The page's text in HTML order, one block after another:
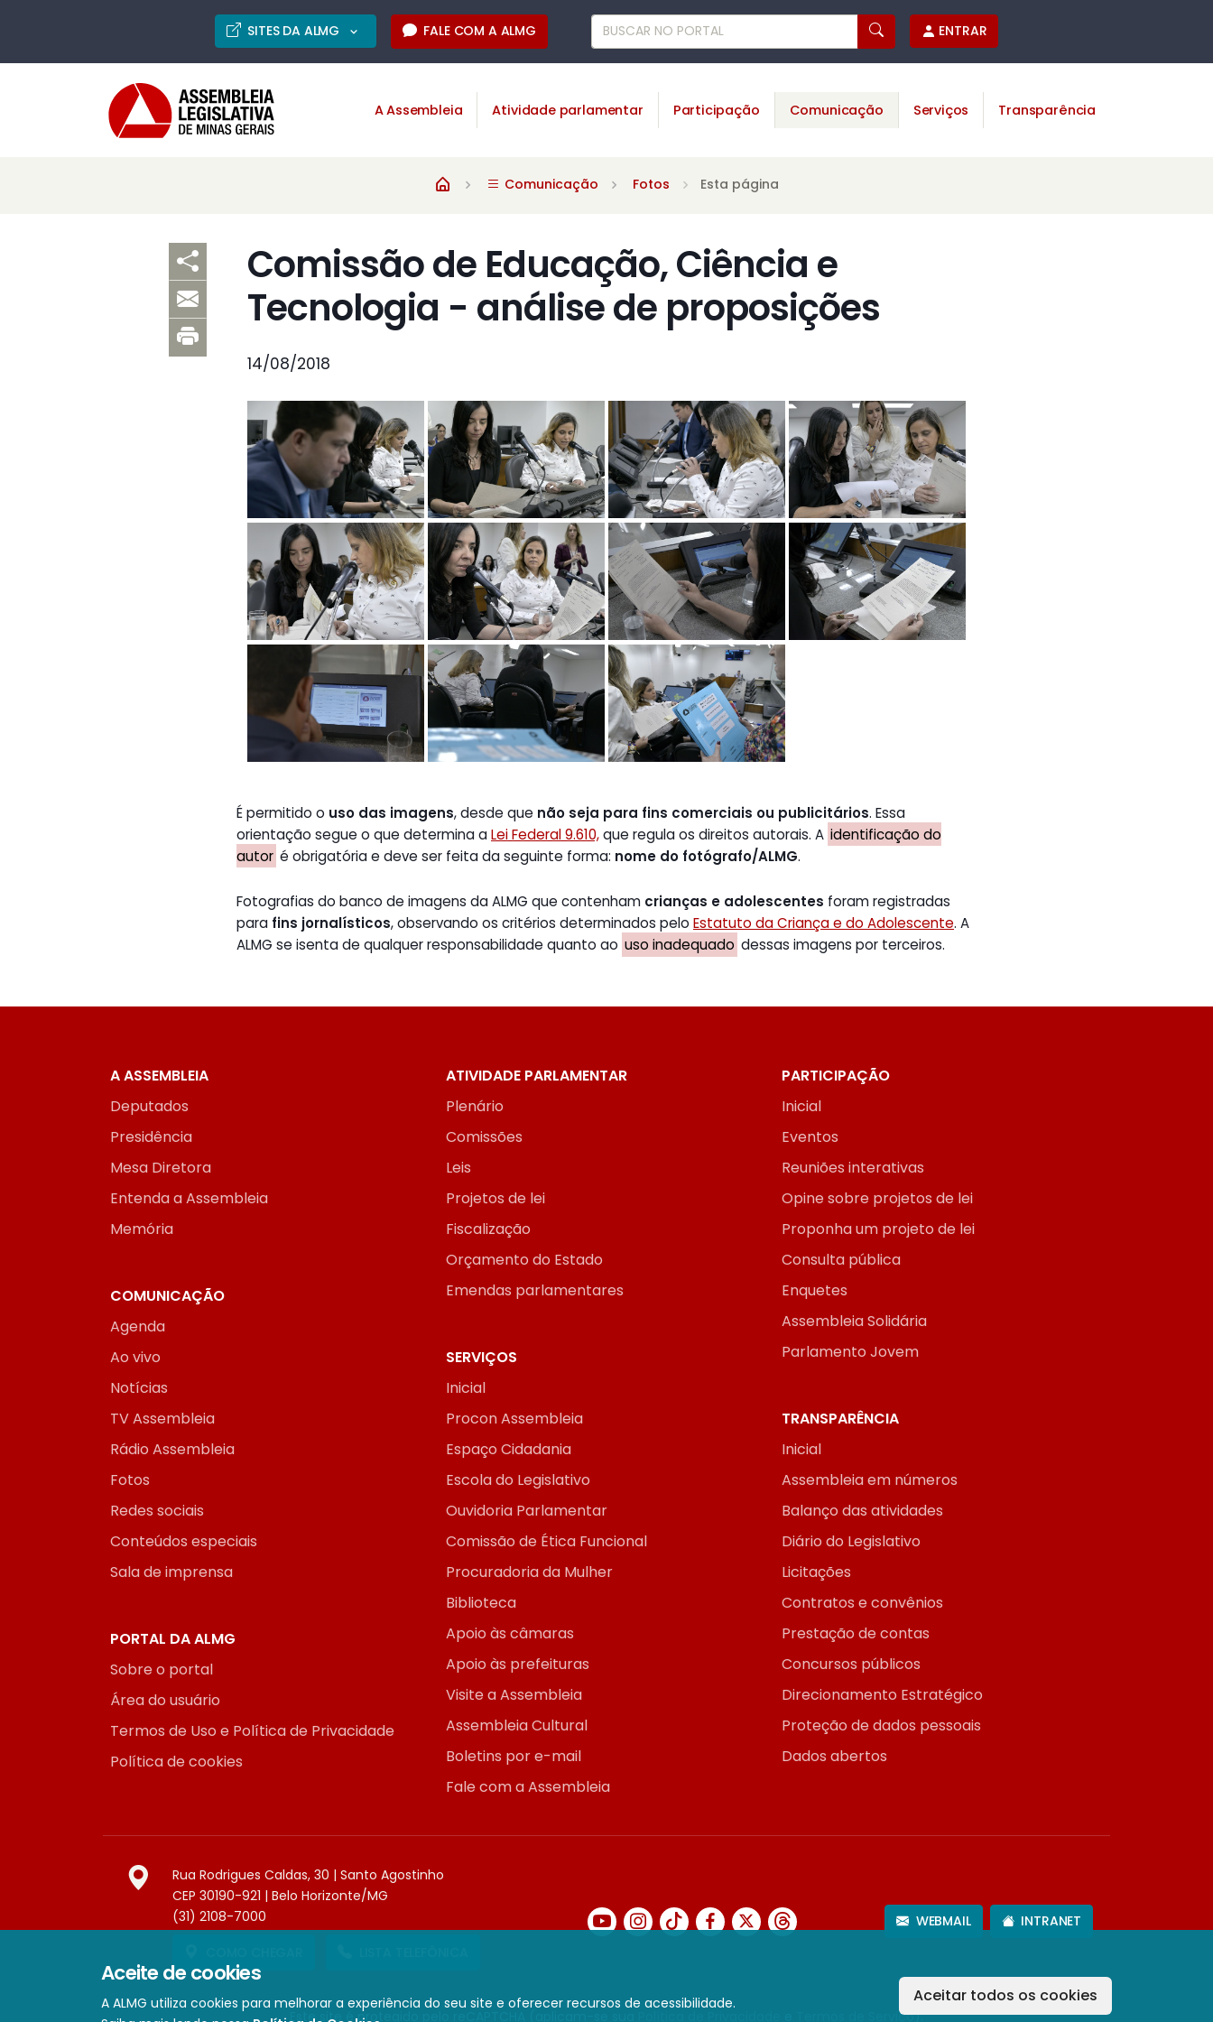
Aceite de cookies
A ALMG utiliza cookies para melhorar a experiência do seu site e oferecer recursos de acessibilidade.
Aceitar todos os cookies
SITES DA ALMG FALE COM A ALMG ENTRAR
A Assembleia Atividade parlamentar Participação Comunicação Serviços Transparência
Comunicação Fotos Esta página
Comissão de Educação, Ciência e
Tecnologia - análise de proposições
14/08/2018
É permitido o uso das imagens, desde que não seja para fins comerciais ou publicitários. Essa
orientação segue o que determina aLei Federal 9.610,que regula os direitos autorais. A identificação do
autor é obrigatória e deve ser feita da seguinte forma: nome do fotógrafo/ALMG.
Fotografias do banco de imagens da ALMG que contenham crianças e adolescentes foram registradas
para fins jornalísticos, observando os critérios determinados pelo Estatuto da Criança e do Adolescente. A
ALMG se isenta de qualquer responsabilidade quanto ao uso inadequado dessas imagens por terceiros.
A ASSEMBLEIA
Deputados
Presidência
Mesa Diretora
Entenda a Assembleia
Memória
ATIVIDADE PARLAMENTAR
Plenário
Comissões
Leis
Projetos de lei
Fiscalização
Orçamento do Estado
Emendas parlamentares
PARTICIPAÇÃO
Inicial
Eventos
Reuniões interativas
Opine sobre projetos de lei
Proponha um projeto de lei
Consulta pública
Enquetes
Assembleia Solidária
Parlamento Jovem
COMUNICAÇÃO
Agenda
Ao vivo
Notícias
TV Assembleia
Rádio Assembleia
Fotos
Redes sociais
Conteúdos especiais
Sala de imprensa
SERVIÇOS
Inicial
Procon Assembleia
Espaço Cidadania
Escola do Legislativo
Ouvidoria Parlamentar
Comissão de Ética Funcional
Procuradoria da Mulher
Biblioteca
Apoio às câmaras
Apoio às prefeituras
Visite a Assembleia
Assembleia Cultural
Boletins por e-mail
Fale com a Assembleia
TRANSPARÊNCIA
Inicial
Assembleia em números
Balanço das atividades
Diário do Legislativo
Licitações
Contratos e convênios
Prestação de contas
Concursos públicos
Direcionamento Estratégico
Proteção de dados pessoais
Dados abertos
PORTAL DA ALMG
Sobre o portal
Área do usuário
Termos de Uso e Política de Privacidade
Política de cookies
Rua Rodrigues Caldas, 30 | Santo Agostinho
CEP 30190-921 | Belo Horizonte/MG
(31) 2108-7000
WEBMAIL INTRANET
Este site é protegido pelo reCAPTCHA (aplicam-se sua Termos de Serviço).